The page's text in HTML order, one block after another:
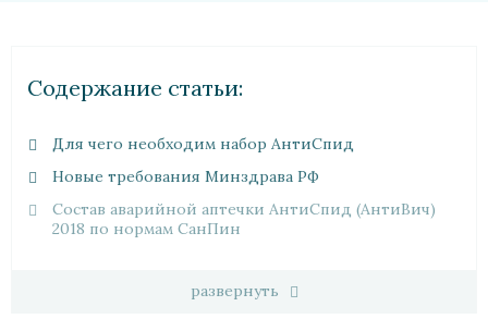
Cодержание статьи:
Для чего необходим набор АнтиСпид
Новые требования Минздрава РФ
Состав аварийной аптечки АнтиСпид (АнтиВич)
2018 по нормам СанПин
развернуть